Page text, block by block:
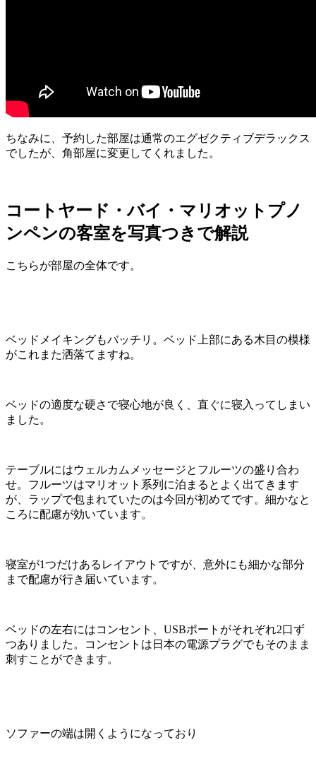
ちなみに、予約した部屋は通常のエグゼクティブデラックス
でしたが、角部屋に変更してくれました。
コートヤード・バイ・マリオットプノ
ンペンの客室を写真つきで解説
こちらが部屋の全体です。
ベッドメイキングもバッチリ。ベッド上部にある木目の模様
がこれまた洒落てますね。
ベッドの適度な硬さで寝心地が良く、直ぐに寝入ってしまい
ました。
テーブルにはウェルカムメッセージとフルーツの盛り合わ
せ。フルーツはマリオット系列に泊まるとよく出てきます
が、ラップで包まれていたのは今回が初めてです。細かなと
ころに配慮が効いています。
寝室が1つだけあるレイアウトですが、意外にも細かな部分
まで配慮が行き届いています。
ベッドの左右にはコンセント、USBポートがそれぞれ2口ず
つありました。コンセントは日本の電源プラグでもそのまま
刺すことができます。
ソファーの端は開くようになっており